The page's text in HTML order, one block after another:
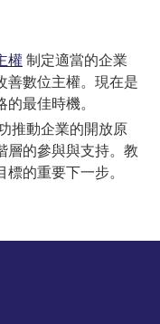
權制定適當的企業
善數位主權。現在是
最佳時機。
推動企業的開放原
層的參與與支持。教
的重要下一步。